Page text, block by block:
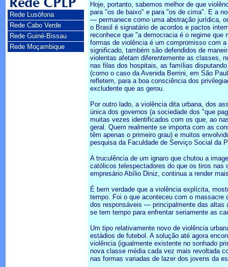
Rede Lusófona
Rede Cabo Verde
Rede Guiné-Bissau
Rede Moçambique
Hoje, portanto, sabemos melhor de que
para "os de baixo" e para "os de cima". E a
— permanece como uma abstração jurídica,
o Brasil é signatário de acordos e pactos
reconhece que "a democracia é o regime
formas de violência é um compromisso com
significado, também são defendidos de
violentas afetam diferentemente as classes,
nas filas dos hospitais, as famílias
(como o caso da Avenida Berrini, em São
refletem, para a boa consciência dos
excludente que as gerou.
Por outro lado, a violência dita urbana, dos
única dos governos (a sociedade dos "que
muitas vezes identificados com os que, ao
geral. Quem realmente se importa com as
têm apenas o primeiro grau) e muitos
pesquisa da Faculdade de Serviço Social da
A truculência de um ignaro que chutou a
católicos telespectadores do que os tiros nas
empresário Abílio Diniz, continua a render
É bem verdade que a violência explícita,
tempo. Foi o que aconteceu com o massacre
dos responsáveis — principalmente das altas
se tem tempo para enfrentar seriamente as
Um tipo relativamente novo de violência
estádios de futebol. A solução até agora
violência (igualmente existente no sonhado
nova classe média cada vez mais revoltada
nas formas variadas de lazer dos jovens da